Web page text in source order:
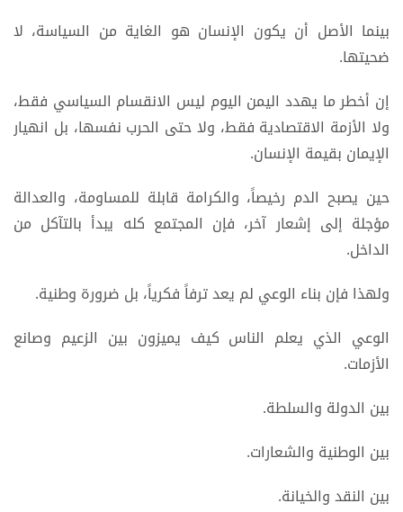
بينما الأصل أن يكون الإنسان هو الغاية من السياسة، لا
ضحيتها.
إن أخطر ما يهدد اليمن اليوم ليس الانقسام السياسي فقط،
ولا الأزمة الاقتصادية فقط، ولا حتى الحرب نفسها، بل انهيار
الإيمان بقيمة الإنسان.
حين يصبح الدم رخيصاً، والكرامة قابلة للمساومة، والعدالة
مؤجلة إلى إشعار آخر، فإن المجتمع كله يبدأ بالتآكل من
الداخل.
ولهذا فإن بناء الوعي لم يعد ترفاً فكرياً، بل ضرورة وطنية.
الوعي الذي يعلم الناس كيف يميزون بين الزعيم وصانع
الأزمات.
بين الدولة والسلطة.
بين الوطنية والشعارات.
بين النقد والخيانة.